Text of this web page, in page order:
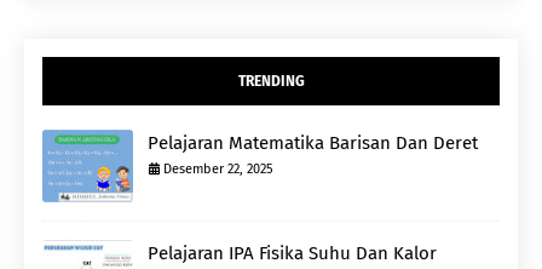
TRENDING
Pelajaran Matematika Barisan Dan Deret
Desember 22, 2025
Pelajaran IPA Fisika Suhu Dan Kalor